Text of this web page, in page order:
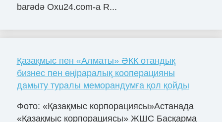
barədə Oxu24.com-a R...
Қазақмыс пен «Алматы» ӘКК отандық
бизнес пен өңіраралық кооперацияны
дамыту туралы меморандумға қол қойды
Фото: «Қазақмыс корпорациясы»Астанада
«Қазақмыс корпорациясы» ЖШС Басқарма